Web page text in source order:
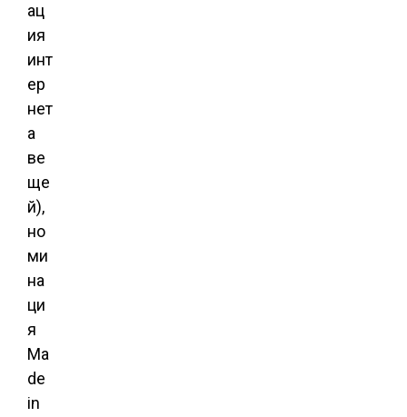
ац
ия
инт
ер
нет
а
ве
ще
й),
но
ми
на
ци
я
Ma
de
in